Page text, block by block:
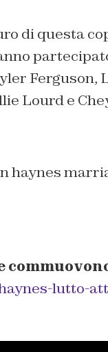
di questa
Ferguson,
Lourd e
lutto-